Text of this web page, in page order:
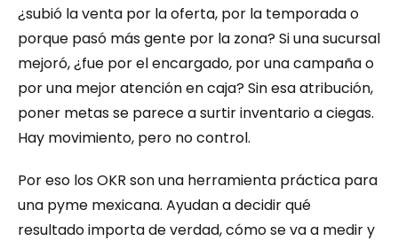
¿subió la venta por la oferta, por la temporada o
porque pasó más gente por la zona? Si una sucursal
mejoró, ¿fue por el encargado, por una campaña o
por una mejor atención en caja? Sin esa atribución,
poner metas se parece a surtir inventario a ciegas.
Hay movimiento, pero no control.
Por eso los OKR son una herramienta práctica para
una pyme mexicana. Ayudan a decidir qué
resultado importa de verdad, cómo se va a medir y